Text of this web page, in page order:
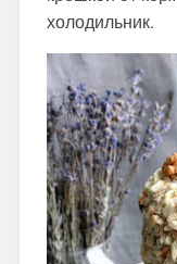
холодильник.